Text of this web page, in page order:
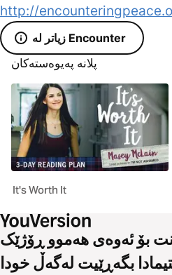
http://
زیاتر لە Encounter
پلانە پەیوەستەکان
It's Worth It
بۆ ئەوەی هەموو ڕۆژێک